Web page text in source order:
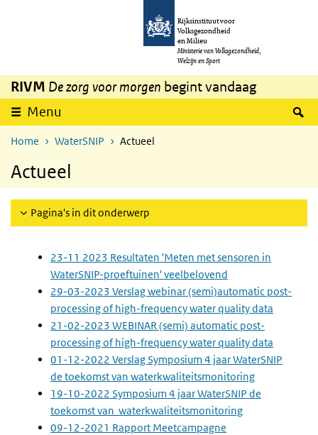
Overslaan en naar de inhoud gaan
Rijksinstituut voor
Volksgezondheid
en Milieu
Ministerie van Volksgezondheid,
Welzijn en Sport
RIVM De zorg voor morgen begint vandaag
Menu
Home WaterSNIP Actueel
Actueel
Pagina's in dit onderwerp
23-11 2023 Resultaten 'Meten met sensoren in
WaterSNIP-proeftuinen' veelbelovend
29-03-2023 Verslag webinar (semi)automatic post-
processing of high-frequency water quality data
21-02-2023 WEBINAR (semi) automatic post-
processing of high-frequency water quality data
01-12-2022 Verslag Symposium 4 jaar WaterSNIP
de toekomst van waterkwaliteitsmonitoring
19-10-2022 Symposium 4 jaar WaterSNIP de
toekomst van waterkwaliteitsmonitoring
09-12-2021 Rapport Meetcampagne